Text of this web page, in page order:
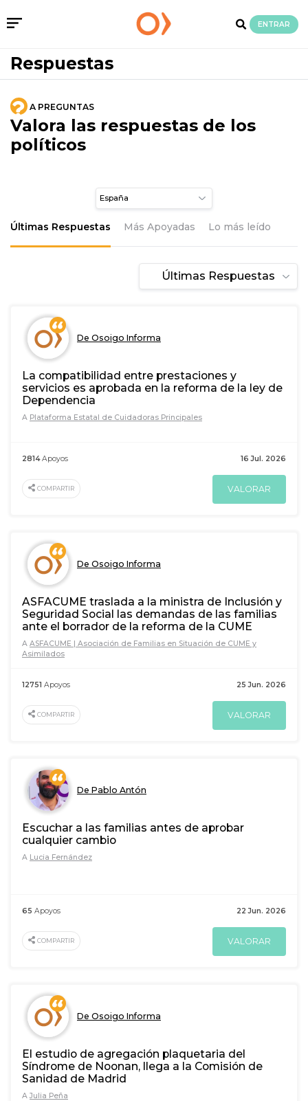
ENTRAR
Respuestas
A PREGUNTAS
Valora las respuestas de los
políticos
Últimas Respuestas Más Apoyadas Lo más leído
De Osoigo Informa
La compatibilidad entre prestaciones y
servicios es aprobada en la reforma de la ley de
Dependencia
A Plataforma Estatal de Cuidadoras Principales
16 Jul. 2026
2814Apoyos
COMPARTIR VALORAR
De Osoigo Informa
ASFACUME traslada a la ministra de Inclusión y
Seguridad Social las demandas de las familias
ante el borrador de la reforma de la CUME
A ASFACUME | Asociación de Familias en Situación de CUME y
Asimilados
25 Jun. 2026
12751 Apoyos
COMPARTIR VALORAR
De Pablo Antón
Escuchar a las familias antes de aprobar
cualquier cambio
A Lucia Fernández
22 Jun. 2026
65 Apoyos
COMPARTIR VALORAR
De Osoigo Informa
El estudio de agregación plaquetaria del
Síndrome de Noonan, llega a la Comisión de
Sanidad de Madrid
A Julia Peña